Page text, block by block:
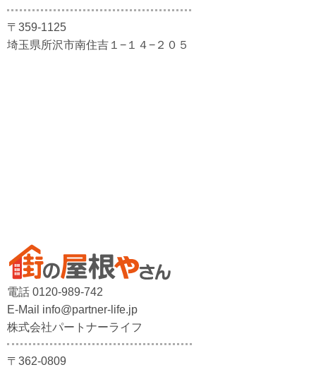
〒359-1125
埼玉県所沢市南住吉１−１４−２０５
電話 0120-989-742
E-Mail info@partner-life.jp
株式会社パートナーライフ
〒362-0809